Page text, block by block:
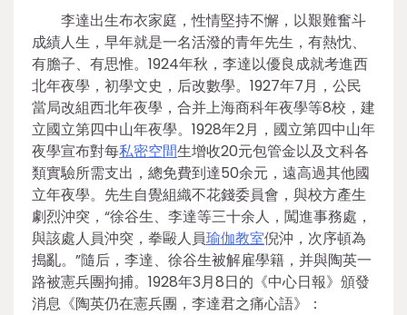
李達出生布衣家庭，性情堅持不懈，以艱難奮斗
成績人生，早年就是一名活潑的青年先生，有熱忱、
有膽子、有思惟。1924年秋，李達以優良成就考進西
北年夜學，初學文史，后改數學。1927年7月，公民
當局改組西北年夜學，合并上海商科年夜學等8校，建
立國立第四中山年夜學。1928年2月，國立第四中山年
夜學宣布對每私密空間生增收20元包管金以及文科各
類實驗所需支出，總免費到達50余元，遠高過其他國
立年夜學。先生自覺組織不花錢委員會，與校方產生
劇烈沖突，“徐谷生、李達等三十余人，闖進事務處，
與該處人員沖突，拳毆人員瑜伽教室倪沖，次序頓為
搗亂。”隨后，李達、徐谷生被解雇學籍，并與陶英一
路被憲兵團拘捕。1928年3月8日的《中心日報》頒發
消息《陶英仍在憲兵團，李達君之痛心語》：